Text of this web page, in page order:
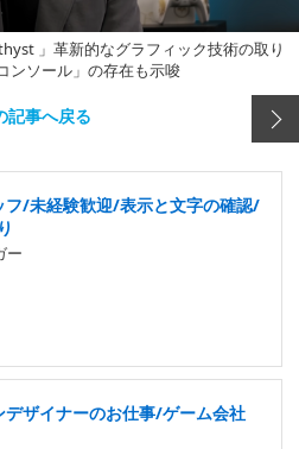
」革新的なグラフィック技術の取り
ンソール」の存在も示唆
記事へ戻る
フ/未経験歓迎/表示と文字の確認/
ー
ザイナーのお仕事/ゲーム会社